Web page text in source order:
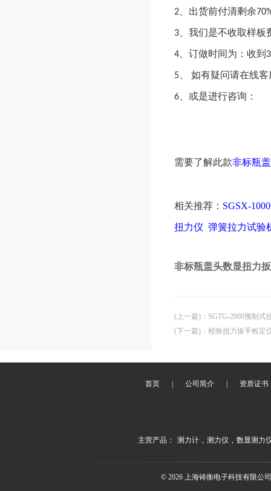
2、出货前付清剩余
3、我们是不收取样板
4、订做时间为：收到
5、 如有疑问请在线客
6、或是进行咨询：
需要了解此款非标瓶
相关推荐： SGSX-
扭力仪 弹簧拉力试验
非标瓶盖头数显扭力
(上一篇) ： SGTG-2000预制式
(下一篇) ： 校验扭力扳手检定
首页 | 公司简介 | 资质证书
主营产品： 测力计 测力仪 数显测力
© 2026 上海铸衡电子科技有限公